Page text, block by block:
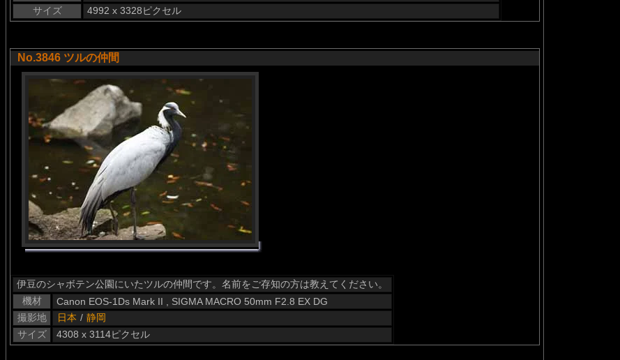
サイズ
4992 x 3328ピクセル
No.3846 ツルの仲間
伊豆のシャボテン公園にいたツルの仲間です。名前をご存知の方は教えてください。
機材
Canon EOS-1Ds Mark II , SIGMA MACRO 50mm F2.8 EX DG
撮影地
日本 / 静岡
サイズ
4308 x 3114ピクセル